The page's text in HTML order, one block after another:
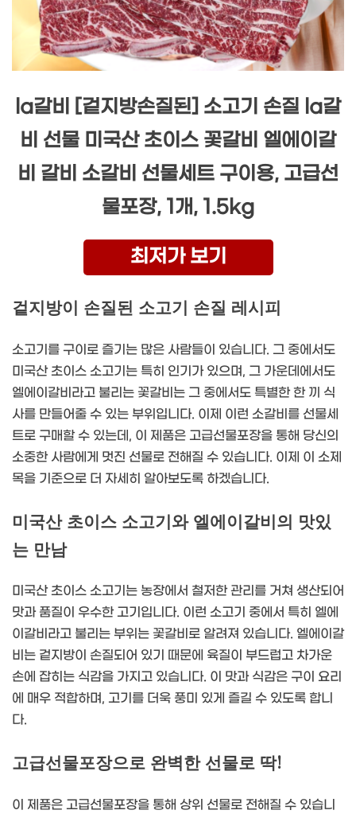
la갈비 [겉지방손질된] 소고기 손질 la갈
비 선물 미국산 초이스 꽃갈비 엘에이갈
비 갈비 소갈비 선물세트 구이용, 고급선
물포장, 1개, 1.5kg
최저가 보기
겉지방이 손질된 소고기 손질 레시피
소고기를 구이로 즐기는 많은 사람들이 있습니다. 그 중에서도
미국산 초이스 소고기는 특히 인기가 있으며, 그 가운데에서도
엘에이갈비라고 불리는 꽃갈비는 그 중에서도 특별한 한 끼 식
사를 만들어줄 수 있는 부위입니다. 이제 이런 소갈비를 선물세
트로 구매할 수 있는데, 이 제품은 고급선물포장을 통해 당신의
소중한 사람에게 멋진 선물로 전해질 수 있습니다. 이제 이 소제
목을 기준으로 더 자세히 알아보도록 하겠습니다.
미국산 초이스 소고기와 엘에이갈비의 맛있
는 만남
미국산 초이스 소고기는 농장에서 철저한 관리를 거쳐 생산되어
맛과 품질이 우수한 고기입니다. 이런 소고기 중에서 특히 엘에
이갈비라고 불리는 부위는 꽃갈비로 알려져 있습니다. 엘에이갈
비는 겉지방이 손질되어 있기 때문에 육질이 부드럽고 차가운
손에 잡히는 식감을 가지고 있습니다. 이 맛과 식감은 구이 요리
에 매우 적합하며, 고기를 더욱 풍미 있게 즐길 수 있도록 합니
다.
고급선물포장으로 완벽한 선물로 딱!
이 제품은 고급선물포장을 통해 상위 선물로 전해질 수 있습니